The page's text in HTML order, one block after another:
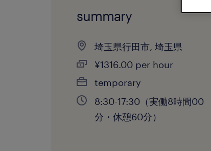
summary
埼玉県行田市, 埼玉県
¥1316.00 per hour
temporary
8:30-17:30（実働8時間00
分・休憩60分）